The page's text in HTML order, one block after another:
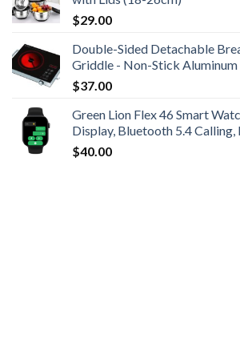
$29.00
Double-Sided Detachable
Griddle - Non-Stick Aluminum
$37.00
Green Lion Flex 46 Smart
Display, Bluetooth 5.4
$40.00